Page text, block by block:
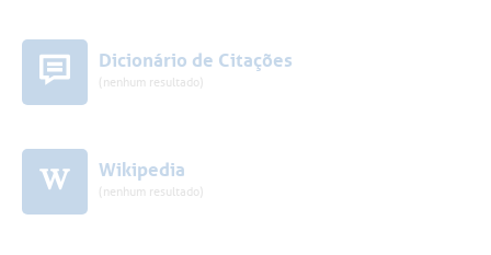
Dicionário de Citações
(nenhum resultado)
Wikipedia
(nenhum resultado)